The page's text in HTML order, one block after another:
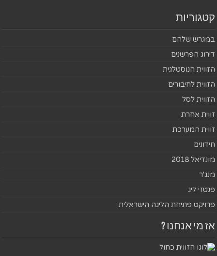
קטגוריות
במגרש שלהם
דירוג הפרשנים
הזווית הנוסטלגית
הזווית לחיבורים
הזווית לסל
זווית אחרת
זווית המערכת
חידונים
מונדיאל 2018
מנג'ר
פנטזי ליג
פרויקט פתיחת הליגה הישראלית
אז מי אנחנו ?